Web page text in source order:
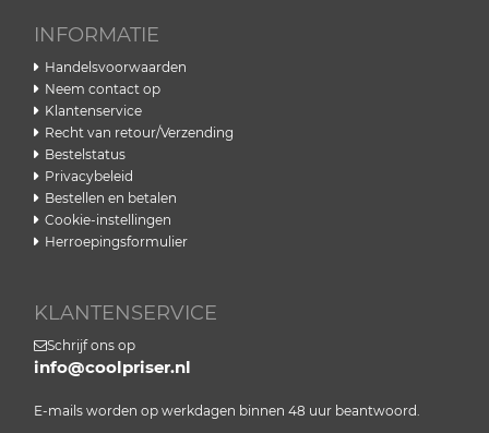
INFORMATIE
Handelsvoorwaarden
Neem contact op
Klantenservice
Recht van retour/Verzending
Bestelstatus
Privacybeleid
Bestellen en betalen
Cookie-instellingen
Herroepingsformulier
KLANTENSERVICE
Schrijf ons op
info@coolpriser.nl
E-mails worden op werkdagen binnen 48 uur beantwoord.